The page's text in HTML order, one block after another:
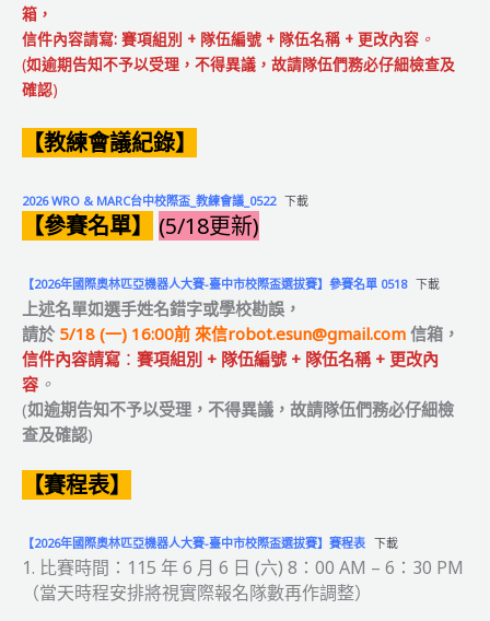
箱，
信件內容請寫: 賽項組別 + 隊伍編號 + 隊伍名稱 + 更改內容 。
(如逾期告知不予以受理，不得異議，故請隊伍們務必仔細檢查及
確認)
【教練會議紀錄】
2026 WRO & MARC台中校際盃_教練會議_0522 下載
【參賽名單】 (5/18更新)
【2026年國際奧林匹亞機器人大賽-臺中市校際盃選拔賽】參賽名單 0518 下載
上述名單如選手姓名錯字或學校勘誤 ，
請於 5/18 (一) 16:00前 來信robot.esun@gmail.com 信箱，
信件內容請寫 ： 賽項組別 + 隊伍編號 + 隊伍名稱 + 更改內
容 。
(如逾期告知不予以受理，不得異議，故請隊伍們務必仔細檢
查及確認)
【賽程表】
【2026年國際奧林匹亞機器人大賽-臺中市校際盃選拔賽】賽程表 下載
1. 比賽時間：115 年 6 月 6 日 (六) 8：00 AM – 6：30 PM
（當天時程安排將視實際報名隊數再作調整）